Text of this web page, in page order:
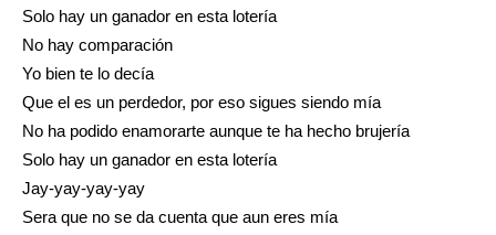
Solo hay un ganador en esta lotería
No hay comparación
Yo bien te lo decía
Que el es un perdedor, por eso sigues siendo mía
No ha podido enamorarte aunque te ha hecho brujería
Solo hay un ganador en esta lotería
Jay-yay-yay-yay
Sera que no se da cuenta que aun eres mía